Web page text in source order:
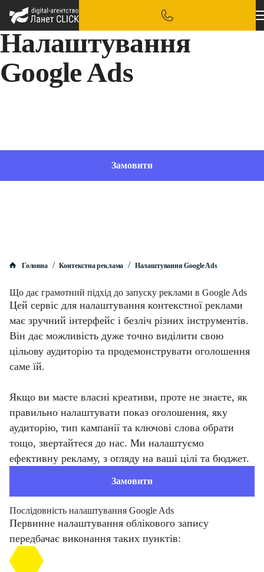
Налаштування
Google Ads
Замовити
Головна / Контекстна реклама / Налаштування Google Ads
Що дає грамотний підхід до запуску реклами в Google Ads
Цей сервіс для налаштування контекстної реклами
має зручний інтерфейс і безліч різних інструментів.
Він дає можливість дуже точно виділити свою
цільову аудиторію та продемонструвати оголошення
саме їй.
Якщо ви маєте власні креативи, проте не знаєте, як
правильно налаштувати показ оголошення, яку
аудиторію, тип кампанії та ключові слова обрати
тощо, звертайтеся до нас. Ми налаштуємо
ефективну рекламу, з огляду на ваші цілі та бюджет.
Замовити
Послідовність налаштування Google Ads
Первинне налаштування облікового запису
передбачає виконання таких пунктів: